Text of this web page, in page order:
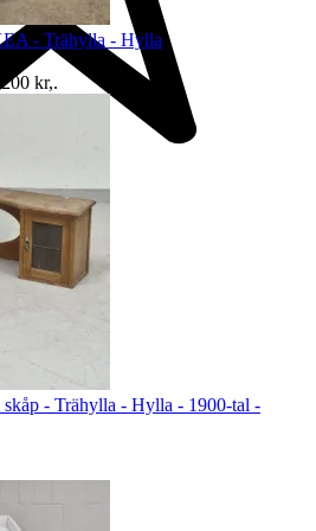
- Trähylla - Hylla
200 kr,.
- Trähylla - Hylla - 1900-tal -